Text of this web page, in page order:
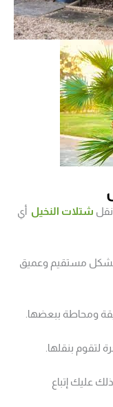
شتلات النخيل أي
بشكل مستقيم وعميق
ومحاطة ببعضها.
لتقوم بنقلها.
عليك إتباع